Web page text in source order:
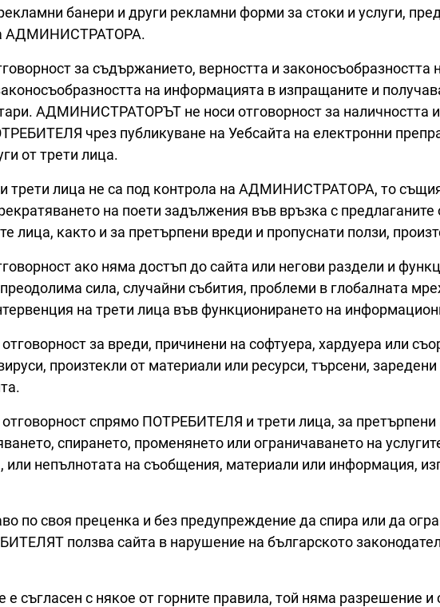
банери и други рекламни форми за стоки и услуги,
АДМИНИСТРАТОРА.
за съдържанието, верността и законосъобразността
на информацията в изпращаните и
АДМИНИСТРАТОРЪТ не носи отговорност за наличността
чрез публикуване на Уебсайта на електронни
от трети лица.
трети лица не са под контрола на АДМИНИСТРАТОРА, то
на поети задължения във връзка с предлаганите
лица, както и за претърпени вреди и пропуснати ползи,
ако няма достъп до сайта или негови раздели и
сила, случайни събития, проблеми в глобалната
на трети лица във функционирането на
за вреди, причинени на софтуера, хардуера или
произтекли от материали или ресурси, търсени,
спрямо ПОТРЕБИТЕЛЯ и трети лица, за претърпени
спирането, променянето или ограничаването на
или непълнотaта на съобщения, материали или информация,
своя прeценка и без предупреждение да спира или да
ползва сайта в нарушение на българското
е съгласен с някое от горните правила, той няма разрешение